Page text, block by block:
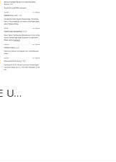
DOMINIK SPÄTE UG (HAFTUNGSBESCHRÄNKT)